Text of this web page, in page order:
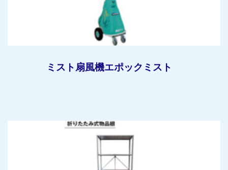
ミスト扇風機エポックミスト